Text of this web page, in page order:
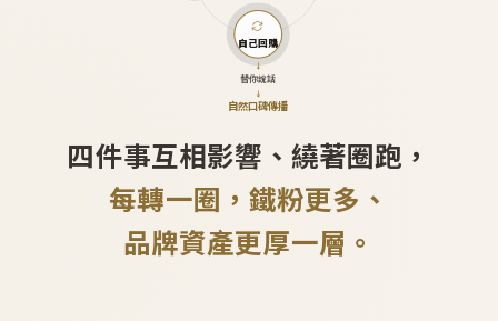
自己回購
↓
替你說話
↓
自然口碑傳播
四件事互相影響、繞著圈跑，
每轉一圈，鐵粉更多、
品牌資產更厚一層。